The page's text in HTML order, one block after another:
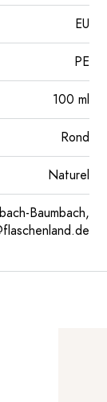
EU
PE
100 ml
Rond
Naturel
Baumbach,